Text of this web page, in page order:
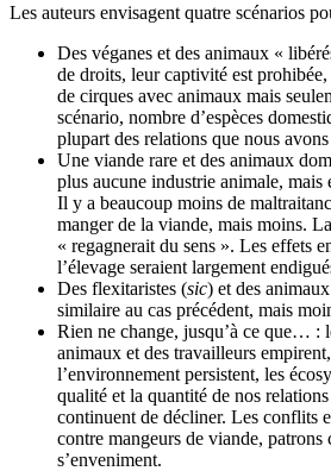
Les auteurs envisagent quatre scénarios
Des véganes et des animaux «
de droits, leur captivité est
de cirques avec animaux mais
scénario, nombre d’espèces
plupart des relations que nous
Une viande rare et des animaux
plus aucune industrie animale, mais
Il y a beaucoup moins de
manger de la viande, mais moins.
« regagnerait du sens ». Les effets
l’élevage seraient largement
Des flexitaristes (sic) et des
similaire au cas précédent, mais
Rien ne change, jusqu’à ce que… :
animaux et des travailleurs
l’environnement persistent, les
qualité et la quantité de nos
continuent de décliner. Les conflits
contre mangeurs de viande,
s’enveniment.